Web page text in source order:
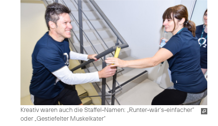
Kreativ waren auch die Staffel-Namen: „Runter-wär‘s-einfacher“
oder „Gestiefelter Muskelkater“